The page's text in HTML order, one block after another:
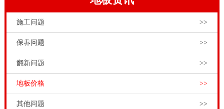
价钱越高，体育运动木地板品质就越高。按情理来讲是
如此的。但这还得详细情况状况剖析，要避免一些体育
品，来假冒高级别价钱的体育运动木地板。广西枫桦木
舞台木地板价格，健身运动木地板生产厂家要想打造品
牌，就得从健身运动木地板商品的技术专业品质下手，
施工问题 >>
保养问题 >>
翻新问题 >>
地板价格 >>
其他问题 >>